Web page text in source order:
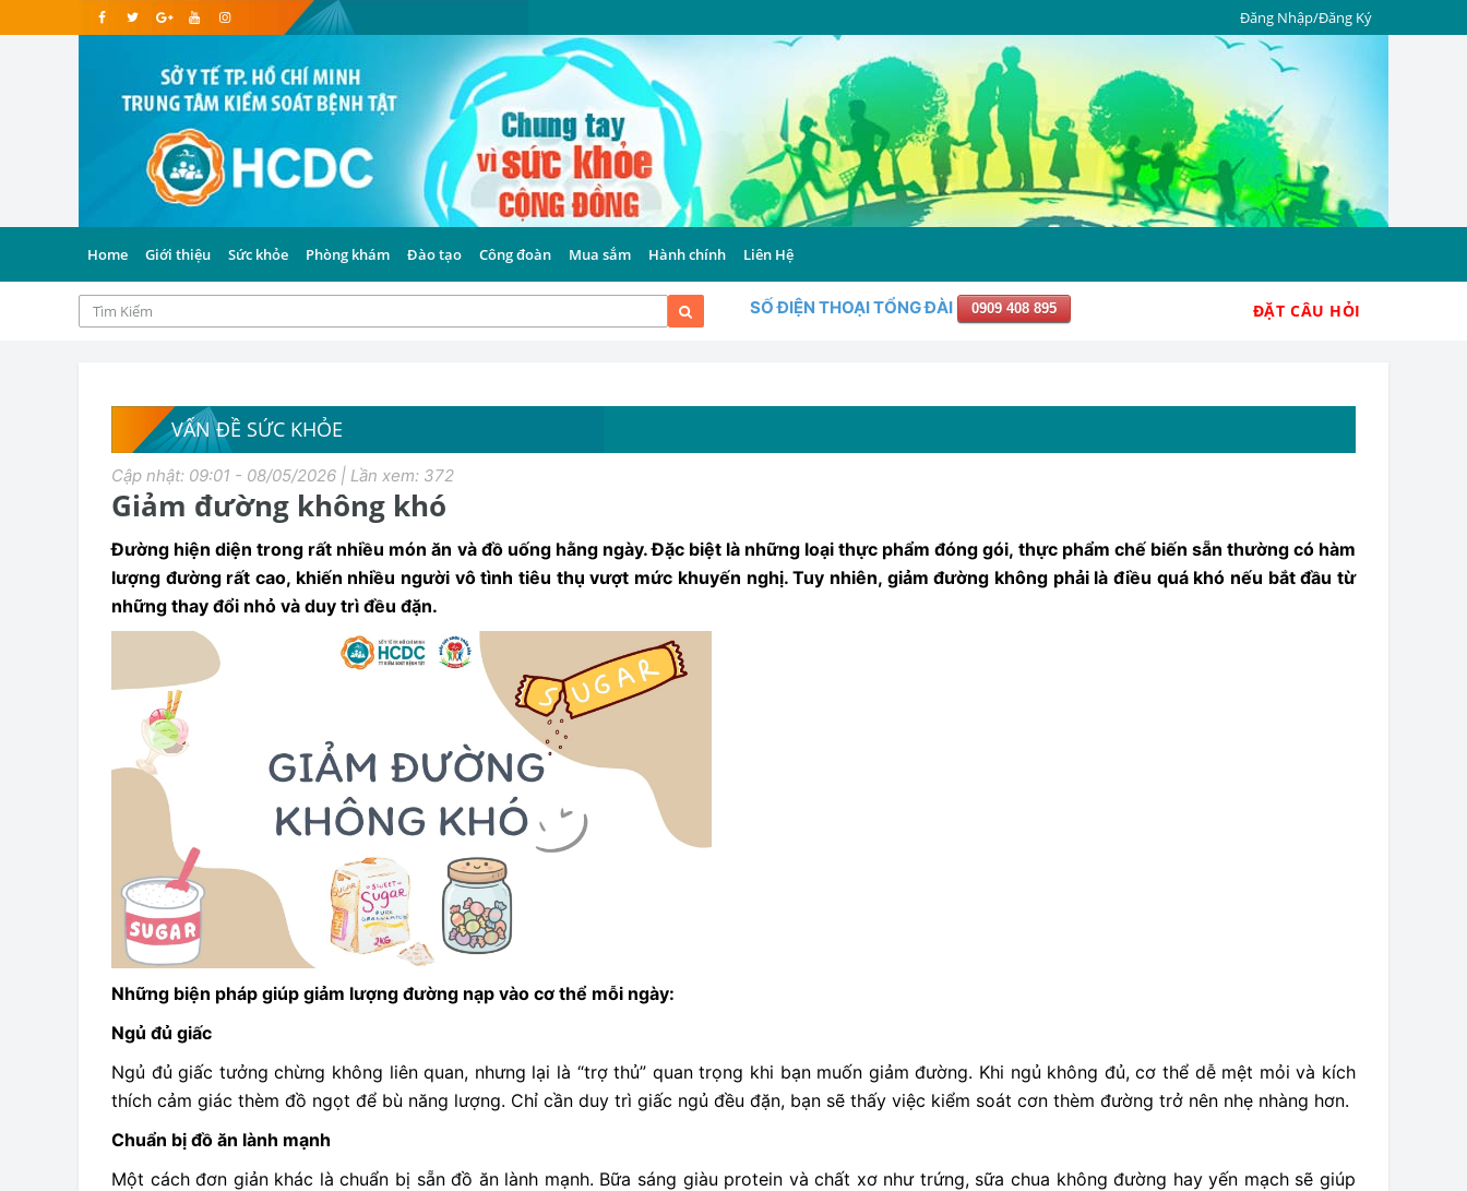
Đăng Nhập/Đăng Ký
Home Giới thiệu Sức khỏe Phòng khám Đào tạo Công đoàn Mua sắm Hành chính Liên Hệ
SỐ ĐIỆN THOẠI TỔNG ĐÀI 0909 408 895 ĐẶT CÂU HỎI
VẤN ĐỀ SỨC KHỎE
Cập nhật: 09:01 - 08/05/2026 | Lần xem: 372
Giảm đường không khó
Đường hiện diện trong rất nhiều món ăn và đồ uống hằng ngày. Đặc biệt là những loại thực phẩm đóng gói, thực phẩm chế biến sẵn thường có hàm
lượng đường rất cao, khiến nhiều người vô tình tiêu thụ vượt mức khuyến nghị. Tuy nhiên, giảm đường không phải là điều quá khó nếu bắt đầu từ
những thay đổi nhỏ và duy trì đều đặn.
Những biện pháp giúp giảm lượng đường nạp vào cơ thể mỗi ngày:
Ngủ đủ giấc
Ngủ đủ giấc tưởng chừng không liên quan, nhưng lại là “trợ thủ” quan trọng khi bạn muốn giảm đường. Khi ngủ không đủ, cơ thể dễ mệt mỏi và kích
thích cảm giác thèm đồ ngọt để bù năng lượng. Chỉ cần duy trì giấc ngủ đều đặn, bạn sẽ thấy việc kiểm soát cơn thèm đường trở nên nhẹ nhàng hơn.
Chuẩn bị đồ ăn lành mạnh
Một cách đơn giản khác là chuẩn bị sẵn đồ ăn lành mạnh. Bữa sáng giàu protein và chất xơ như trứng, sữa chua không đường hay yến mạch sẽ giúp